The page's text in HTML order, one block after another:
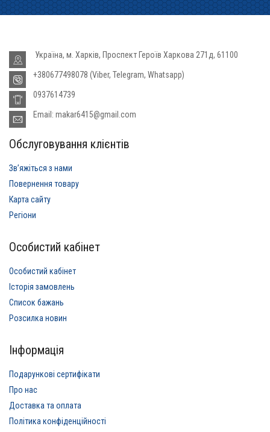
Україна, м. Харків, Проспект Героїв Харкова 271д, 61100
+380677498078 (Viber, Telegram, Whatsapp)
0937614739
Email: makar6415@gmail.com
Обслуговування клієнтів
Звʼяжіться з нами
Повернення товару
Карта сайту
Регіони
Особистий кабінет
Особистий кабінет
Історія замовлень
Список бажань
Розсилка новин
Інформація
Подарункові сертифікати
Про нас
Доставка та оплата
Політика конфіденційності